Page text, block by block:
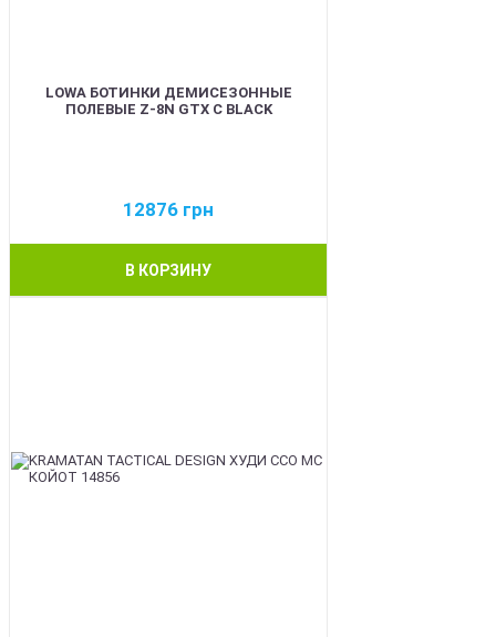
LOWA БОТИНКИ ДЕМИСЕЗОННЫЕ
ПОЛЕВЫЕ Z-8N GTX C BLACK
12876 грн
В КОРЗИНУ